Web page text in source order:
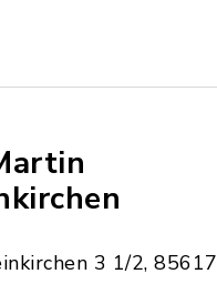
3 1/2, 85617